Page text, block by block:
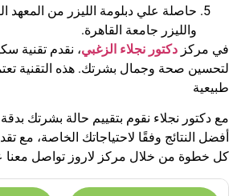
حاصلة علي دبلومة الليزر من المعهد
والليزر جامعة القاهرة.
في مركز دكتور نجلاء الزغبي، نقدم تقنية
لتحسين صحة وجمال بشرتك. هذه التقنية
طبيعية
مع دكتور نجلاء نقوم بتقييم حالة بشرتك
أفضل النتائج وفقًا لاحتياجاتك الخاصة، مع
كل خطوة من خلال مركز لاروز تواصل معنا